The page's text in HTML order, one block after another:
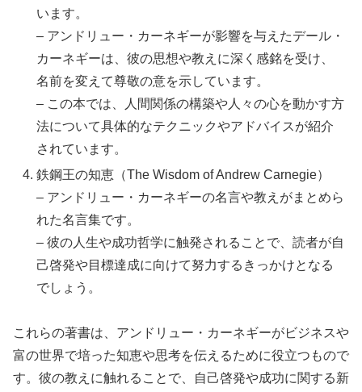
います。
– アンドリュー・カーネギーが影響を与えたデール・
カーネギーは、彼の思想や教えに深く感銘を受け、
名前を変えて尊敬の意を示しています。
– この本では、人間関係の構築や人々の心を動かす方
法について具体的なテクニックやアドバイスが紹介
されています。
鉄鋼王の知恵（The Wisdom of Andrew Carnegie）
– アンドリュー・カーネギーの名言や教えがまとめら
れた名言集です。
– 彼の人生や成功哲学に触発されることで、読者が自
己啓発や目標達成に向けて努力するきっかけとなる
でしょう。
これらの著書は、アンドリュー・カーネギーがビジネスや
富の世界で培った知恵や思考を伝えるために役立つもので
す。彼の教えに触れることで、自己啓発や成功に関する新